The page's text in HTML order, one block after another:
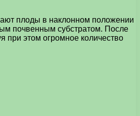
плоды в наклонном положении
почвенным субстратом. После
при этом огромное количество